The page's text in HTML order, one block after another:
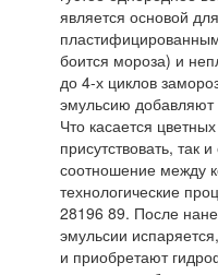
является основой
боится мороза) и
до 4-х циклов
эмульсию добавляют
Что касается
присутствовать, так
соотношение между
технологические
28196 89. После
эмульсии
и приобретают